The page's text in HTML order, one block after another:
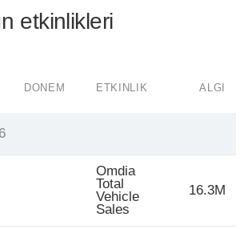
etkinlikleri
DÖNEM ETKINLIK ALGI
Omdia
Total
Vehicle
Sales
16.3M